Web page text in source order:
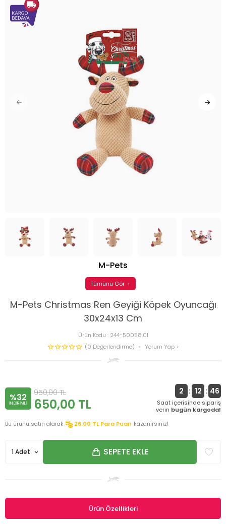
M-Pets Christmas Ren Geyiği Köpek Oyuncağı
30x24x13 Cm
Ürün Kodu : 244-50058.01
(0 Değerlendirme)
Yorum Yap
M-Pets
Tümünü Gör
%32
INDIRIMLI
950,00TL
650,00 TL
2 : 12 : 45
Saat içerisinde sipariş
verin bugün kargoda!
Bu ürünü satın alarak
26.00 TL Para Puan kazanırsınız!
SEPETE EKLE
Ürün Özellikleri